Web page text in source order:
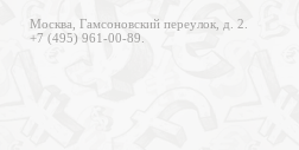
Москва, Гамсоновский переулок, д. 2.
+7 (495) 961-00-89.